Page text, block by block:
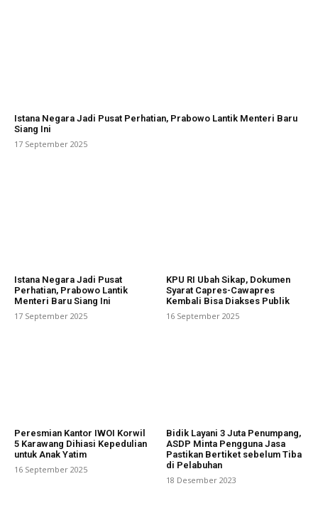
Istana Negara Jadi Pusat Perhatian, Prabowo Lantik Menteri Baru
Siang Ini
17 September 2025
Istana Negara Jadi Pusat
Perhatian, Prabowo Lantik
Menteri Baru Siang Ini
17 September 2025
KPU RI Ubah Sikap, Dokumen
Syarat Capres-Cawapres
Kembali Bisa Diakses Publik
16 September 2025
Peresmian Kantor IWOI Korwil
5 Karawang Dihiasi Kepedulian
untuk Anak Yatim
16 September 2025
Bidik Layani 3 Juta Penumpang,
ASDP Minta Pengguna Jasa
Pastikan Bertiket sebelum Tiba
di Pelabuhan
18 Desember 2023